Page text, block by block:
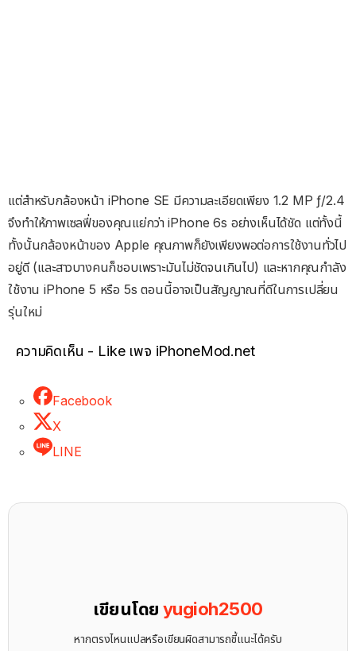
แต่สำหรับกล้องหน้า iPhone SE มีความละเอียดเพียง 1.2 MP ƒ/2.4
จึงทำให้ภาพเซลฟี่ของคุณแย่กว่า iPhone 6s อย่างเห็นได้ชัด แต่ทั้งนี้
ทั้งนั้นกล้องหน้าของ Apple คุณภาพก็ยังเพียงพอต่อการใช้งานทั่วไป
อยู่ดี (และสาวบางคนก็ชอบเพราะมันไม่ชัดจนเกินไป) และหากคุณกำลัง
ใช้งาน iPhone 5 หรือ 5s ตอนนี้อาจเป็นสัญญาณที่ดีในการเปลี่ยน
รุ่นใหม่
ความคิดเห็น - Like เพจ iPhoneMod.net
Facebook
X
LINE
เขียนโดยyugioh2500
หากตรงไหนแปลหรือเขียนผิดสามารถชี้แนะได้ครับ